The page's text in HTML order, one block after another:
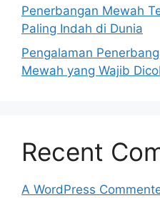
Penerbangan Mewah
Paling Indah di Dunia
Pengalaman
Mewah yang Wajib
Recent
A WordPress